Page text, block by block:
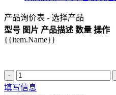
产品询价表 - 选择产品
型号 图片 产品描述 数量 操作
{{item.Name}}
-
填写信息